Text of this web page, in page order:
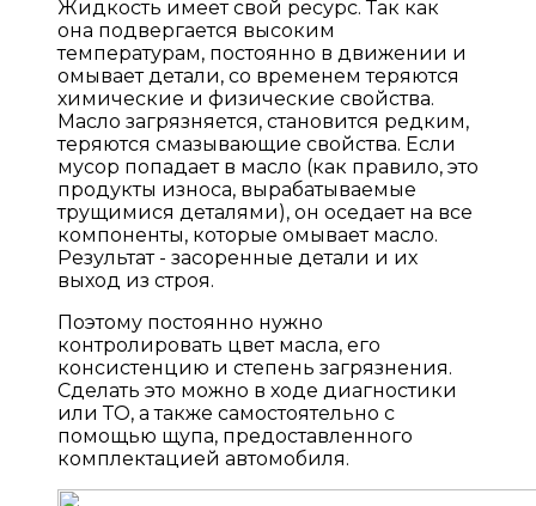
Жидкость имеет свой ресурс. Так как
она подвергается высоким
температурам, постоянно в движении и
омывает детали, со временем теряются
химические и физические свойства.
Масло загрязняется, становится редким,
теряются смазывающие свойства. Если
мусор попадает в масло (как правило, это
продукты износа, вырабатываемые
трущимися деталями), он оседает на все
компоненты, которые омывает масло.
Результат - засоренные детали и их
выход из строя.
Поэтому постоянно нужно
контролировать цвет масла, его
консистенцию и степень загрязнения.
Сделать это можно в ходе диагностики
или ТО, а также самостоятельно с
помощью щупа, предоставленного
комплектацией автомобиля.